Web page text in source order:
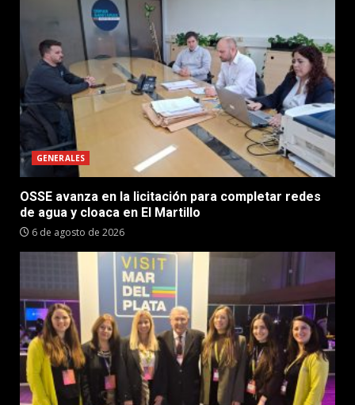
GENERALES
OSSE avanza en la licitación para completar redes
de agua y cloaca en El Martillo
6 de agosto de 2026